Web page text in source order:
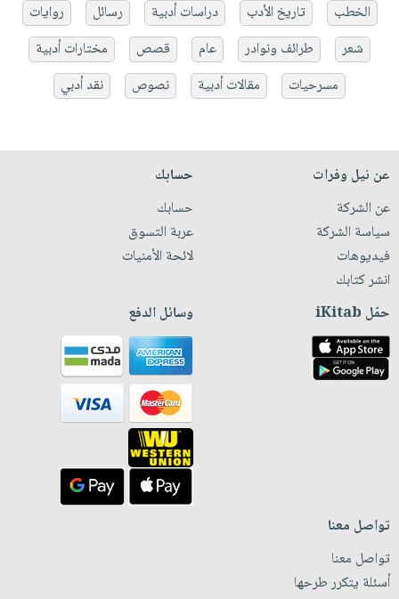
الخطب
تاريخ الأدب دراسات أدبية رسائل
روايات
شعر
طرائف ونوادر عام قصص
مختارات أدبية
مسرحيات
مقالات أدبية نصوص نقد أدبي
عن نيل وفرات
عن الشركة
سياسة الشركة
فيديوهات
انشر كتابك
حسابك
حسابك
عربة التسوق
لائحة الأمنيات
حمّل iKitab وسائل الدفع
تواصل معنا
تواصل معنا
أسئلة يتكرر طرحها